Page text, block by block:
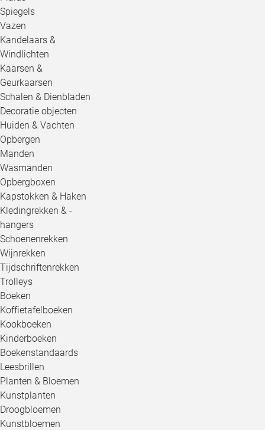
Spiegels
Vazen
Kandelaars &
Windlichten
Kaarsen &
Geurkaarsen
Schalen & Dienbladen
Decoratie objecten
Huiden & Vachten
Opbergen
Manden
Wasmanden
Opbergboxen
Kapstokken & Haken
Kledingrekken & -
hangers
Schoenenrekken
Wijnrekken
Tijdschriftenrekken
Trolleys
Boeken
Koffietafelboeken
Kookboeken
Kinderboeken
Boekenstandaards
Leesbrillen
Planten & Bloemen
Kunstplanten
Droogbloemen
Kunstbloemen